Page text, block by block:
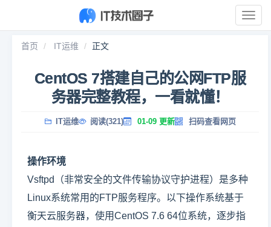
展
开
首页 IT运维 正文
CentOS 7搭建自己的公网FTP服
务器完整教程，一看就懂！
IT运维 阅读(321) 01-09 更新 扫码查看网页
操作环境
Vsftpd（非常安全的文件传输协议守护进程）是多种
Linux系统常用的FTP服务程序。以下操作系统基于
衡天云服务器，使用CentOS 7.6 64位系统，逐步指